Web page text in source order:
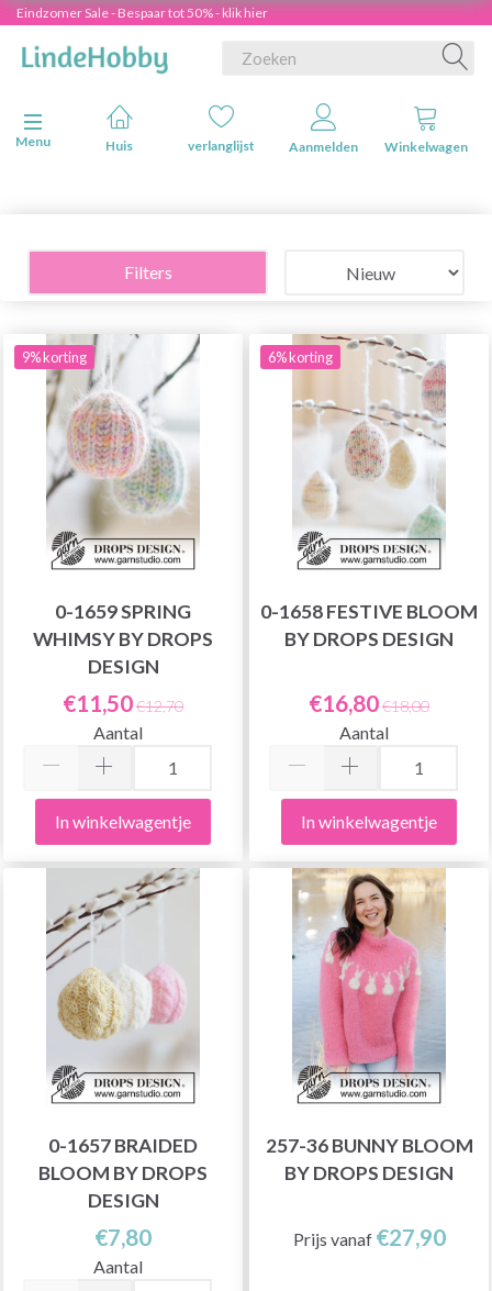
Eindzomer Sale - Bespaar tot 50% - klik hier
Navigatie in-/uitschakelen
Menu
Huis verlanglijst Aanmelden Winkelwagen
Filters
9% korting
0-1659 SPRING
WHIMSY BY DROPS
DESIGN
€11,50€12,70
Aantal
In winkelwagentje
6% korting
0-1658 FESTIVE BLOOM
BY DROPS DESIGN
€16,80€18,00
Aantal
In winkelwagentje
0-1657 BRAIDED
BLOOM BY DROPS
DESIGN
€7,80
Aantal
257-36 BUNNY BLOOM
BY DROPS DESIGN
Prijs vanaf €27,90